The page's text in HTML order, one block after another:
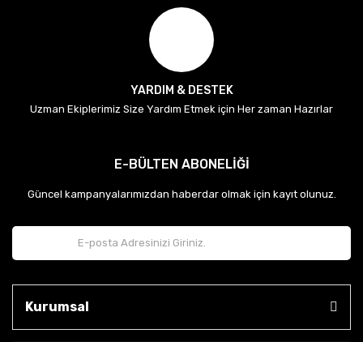
YARDIM & DESTEK
Uzman Ekiplerimiz Size Yardım Etmek için Her zaman Hazırlar
E-BÜLTEN ABONELİĞİ
Güncel kampanyalarımızdan haberdar olmak için kayıt olunuz.
Kurumsal